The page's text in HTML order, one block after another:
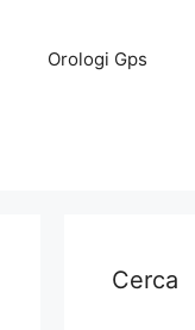
Orologi Gps
Cerca